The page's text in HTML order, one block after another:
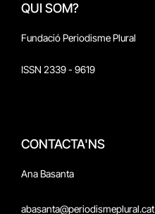
QUI SOM?
Fundació Periodisme Plural
ISSN 2339 - 9619
CONTACTA'NS
Ana Basanta
abasanta@periodismeplural.cat